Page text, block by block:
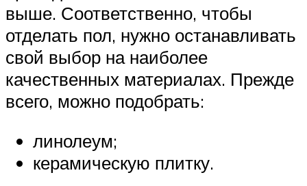
выше. Соответственно, чтобы
отделать пол, нужно останавливать
свой выбор на наиболее
качественных материалах. Прежде
всего, можно подобрать:
линолеум;
керамическую плитку.